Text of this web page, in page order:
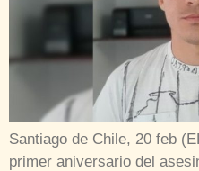
Santiago de Chile, 20 feb
primer aniversario del